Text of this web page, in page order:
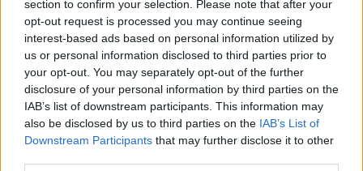
section to confirm your selection. Please note that after your
opt-out request is processed you may continue seeing
interest-based ads based on personal information utilized by
us or personal information disclosed to third parties prior to
your opt-out. You may separately opt-out of the further
disclosure of your personal information by third parties on the
IAB’s list of downstream participants. This information may
also be disclosed by us to third parties on the IAB’s List of
Downstream Participants that may further disclose it to other
al 2014 e riportano notizie di decessi che in nessun caso sono stati
correlati alla somministrazione dei vaccini, come è emerso dagli
approfondimenti scientifici condotti in seguito dalle autorità
nazionali ed europee".
"Si tratta dunque - chiarisce ancora Aifa - di una notizia fuorviante,
che rischia di arrecare danno alla campagna di vaccinazione
antinfluenzale in corso. Aifa ribadisce l'importanza di vaccinarsi
contro l'influenza stagionale, in particolare per le categorie più a
rischio (soprattutto anziani e persone di tutte le età con patologie di